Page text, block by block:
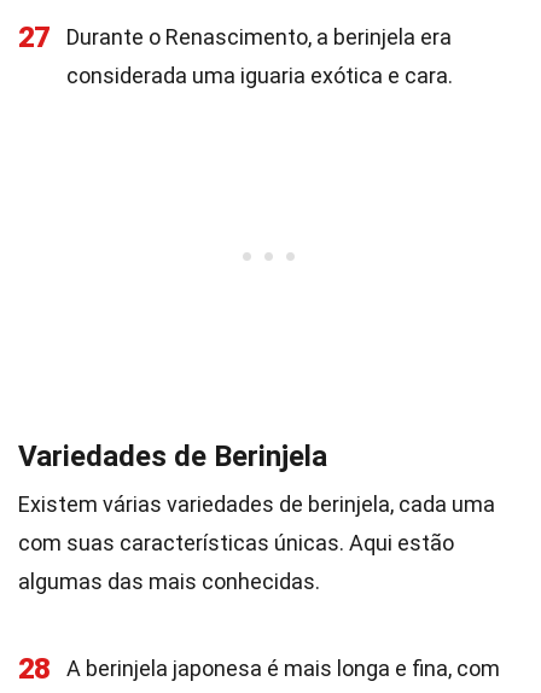
27
Durante o Renascimento, a berinjela era
considerada uma iguaria exótica e cara.
Variedades de Berinjela
Existem várias variedades de berinjela, cada uma
com suas características únicas. Aqui estão
algumas das mais conhecidas.
28
A berinjela japonesa é mais longa e fina, com